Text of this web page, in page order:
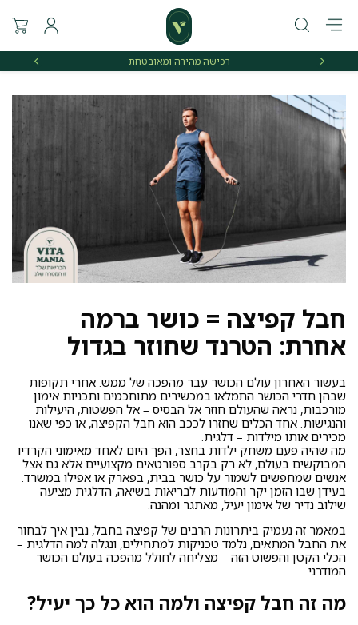
רכישה מהירה ומאובטחת
חבל קפיצה = כושר ברמה
אחרת: הטרנד שחוזר בגדול
בעשור האחרון עולם הכושר עבר מהפכה של ממש. אחרי תקופות
שבהן חדרי הכושר התמלאו במכשירים מתוחכמים ותכניות אימון
מורכבות, נראה שהעולם חוזר אל הבסיס – אל הפשטות, היעילות
והנגישות. אחד הכלים שחזרו לככב הוא חבל הקפיצה, או כפי שאנו
מכירים אותו מילדות – דלגית.
מה שהיה פעם משחק ילדות בחצר, הפך היום לאחד מאימוני הקרדיו
המבוקשים בעולם, לא רק בקרב ספורטאים מקצועיים אלא גם אצל
אנשים שמחפשים לשמור על כושר בבית, בפארק או אפילו במשרד.
בעידן שבו הזמן יקר והמודעות לבריאות בשיאה, הדלגית מציעה
שילוב נדיר של אימון יעיל, מאתגר ומהנה.
במאמר זה נעמיק ביתרונות הרבים של קפיצה בחבל, נבין איך לבחור
את החבל המתאים, נלמד טכניקות למתחילים, ונגלה למה הדלגית –
הכלי הקטן והפשוט הזה – מצליחה לחולל מהפכה בעולם הכושר
המודרני.
מה זה חבל קפיצה ולמה הוא כל כך יעיל?